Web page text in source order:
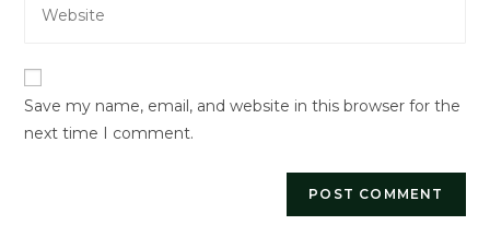
comment
your
URL
(optional)
Save my name, email, and website in this browser for the
next time I comment.